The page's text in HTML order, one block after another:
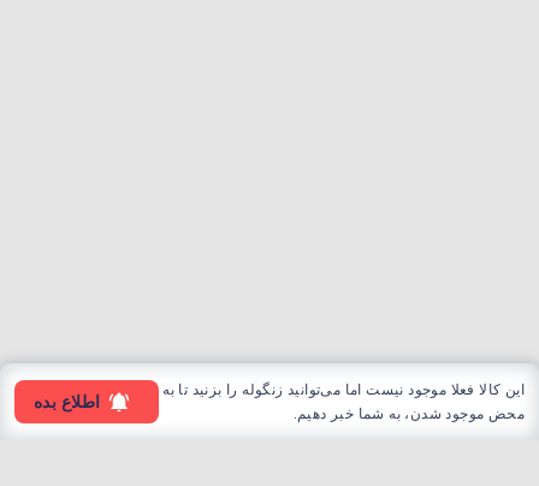
این کالا فعلا موجود نیست اما می‌توانید زنگوله را بزنید تا به
محض موجود شدن، به شما خبر دهیم.
اطلاع بده